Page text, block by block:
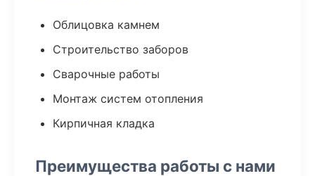
Облицовка камнем
Строительство заборов
Сварочные работы
Монтаж систем отопления
Кирпичная кладка
Преимущества работы с нами